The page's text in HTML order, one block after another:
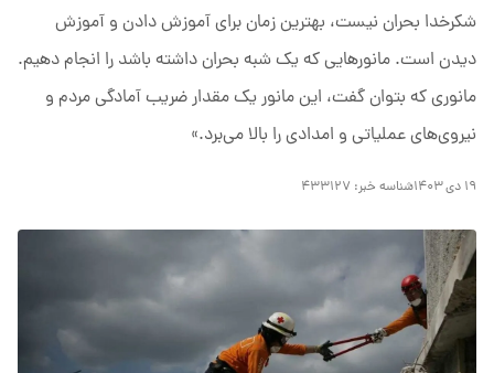
شکرخدا بحران نیست، بهترین زمان برای آموزش دادن و آموزش
دیدن است. مانور‌هایی که یک شبه بحران داشته باشد را انجام دهیم.
مانوری که بتوان گفت، این مانور یک مقدار ضریب آمادگی مردم و
نیروی‌های عملیاتی و امدادی را بالا می‌برد.»
۱۹ دی ۱۴۰۳ شناسه خبر: ۴۳۳۱۲۷